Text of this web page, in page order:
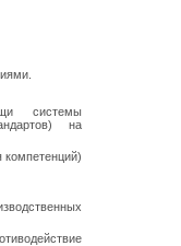
системы
на